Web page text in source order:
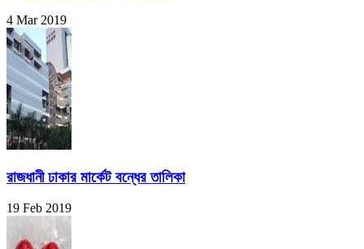
4 Mar 2019
রাজধানী ঢাকার মার্কেট বন্ধের তালিকা
19 Feb 2019